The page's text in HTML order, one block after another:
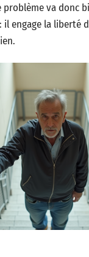
problème va donc
il engage la liberté